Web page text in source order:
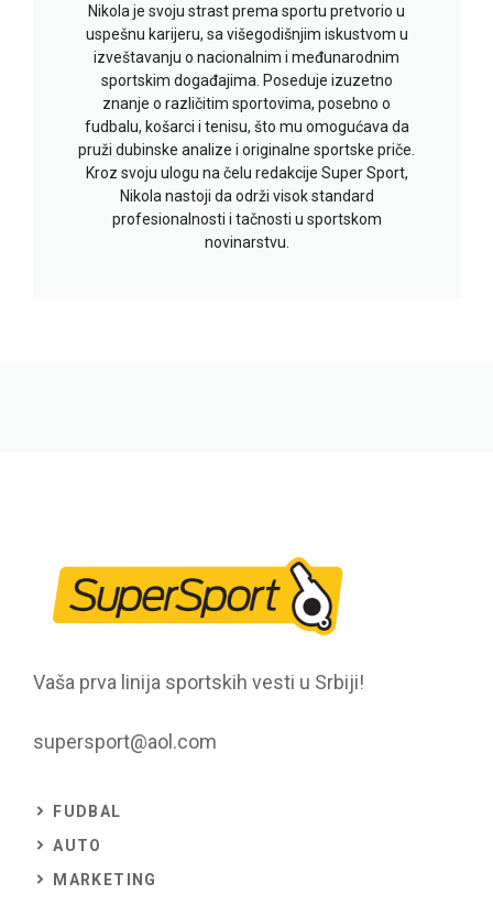
Nikola je svoju strast prema sportu pretvorio u
uspešnu karijeru, sa višegodišnjim iskustvom u
izveštavanju o nacionalnim i međunarodnim
sportskim događajima. Poseduje izuzetno
znanje o različitim sportovima, posebno o
fudbalu, košarci i tenisu, što mu omogućava da
pruži dubinske analize i originalne sportske priče.
Kroz svoju ulogu na čelu redakcije Super Sport,
Nikola nastoji da održi visok standard
profesionalnosti i tačnosti u sportskom
novinarstvu.
Vaša prva linija sportskih vesti u Srbiji!
supersport@aol.com
FUDBAL
AUTO
MARKETING